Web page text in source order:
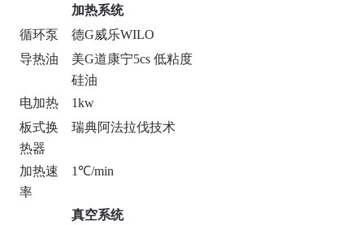
加热系统
循环泵
德G威乐WILO
导热油
美G道康宁5cs 低粘度
硅油
电加热
1kw
板式换
热器
瑞典阿法拉伐技术
加热速
率
1℃/min
真空系统